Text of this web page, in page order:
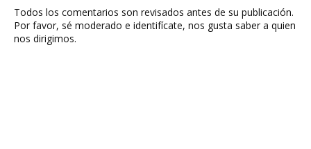
Todos los comentarios son revisados antes de su publicación.
Por favor, sé moderado e identifícate, nos gusta saber a quien
nos dirigimos.